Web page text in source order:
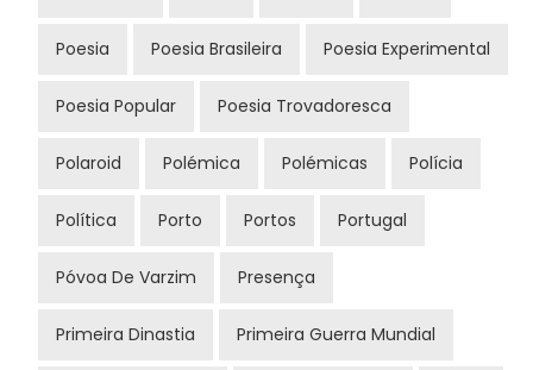
Poesia Poesia Brasileira Poesia Experimental
Poesia Popular Poesia Trovadoresca
Polaroid Polémica Polémicas Polícia
Política Porto Portos Portugal
Póvoa De Varzim Presença
Primeira Dinastia Primeira Guerra Mundial